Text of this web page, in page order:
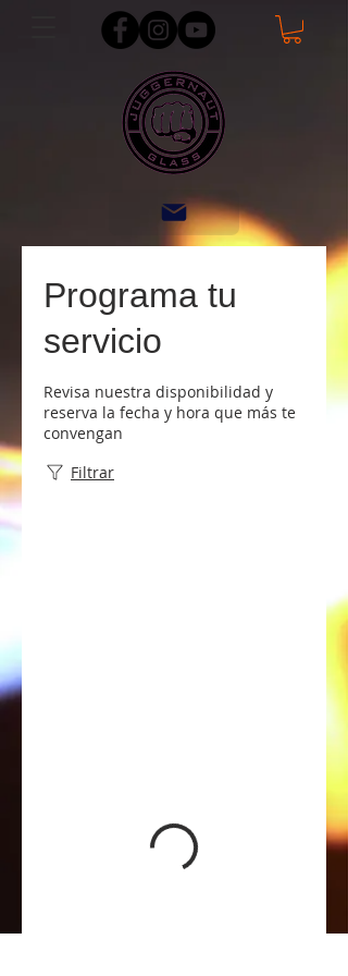
Programa tu
servicio
Revisa nuestra disponibilidad y
reserva la fecha y hora que más te
convengan
Filtrar